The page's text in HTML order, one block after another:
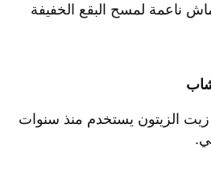
ناعمة لمسح البقع الخفيفة
زيت الزيتون يستخدم منذ سنوات